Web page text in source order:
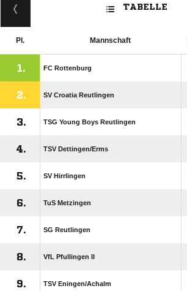
TABELLE
Pl. Mannschaft
1. FC Rottenburg
2. SV Croatia Reutlingen
3. TSG Young Boys Reutlingen
4. TSV Dettingen/​Erms
5. SV Hirrlingen
6. TuS Metzingen
7. SG Reutlingen
8. VfL Pfullingen II
9. TSV Eningen/​Achalm